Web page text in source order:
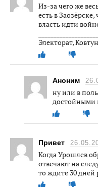
Из-за чего же
есть в
власть идти
Электорат,
Аноним
ну или в
достойными
Привет
Когда Урошлев
отвечают на
то ждите 30 дней